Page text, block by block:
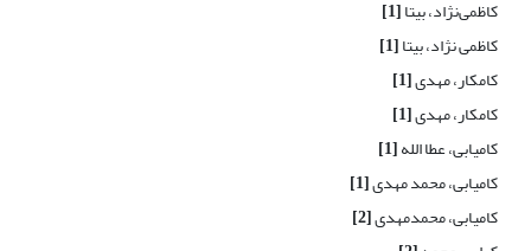
کاظمی‌نژاد، بیتا[1]
کاظمی نژاد، بیتا[1]
کامکار، مهدی[1]
کامکار، مهدی[1]
کامیابی، عطا الله[1]
کامیابی، محمد مهدی[1]
کامیابی، محمدمهدی[2]